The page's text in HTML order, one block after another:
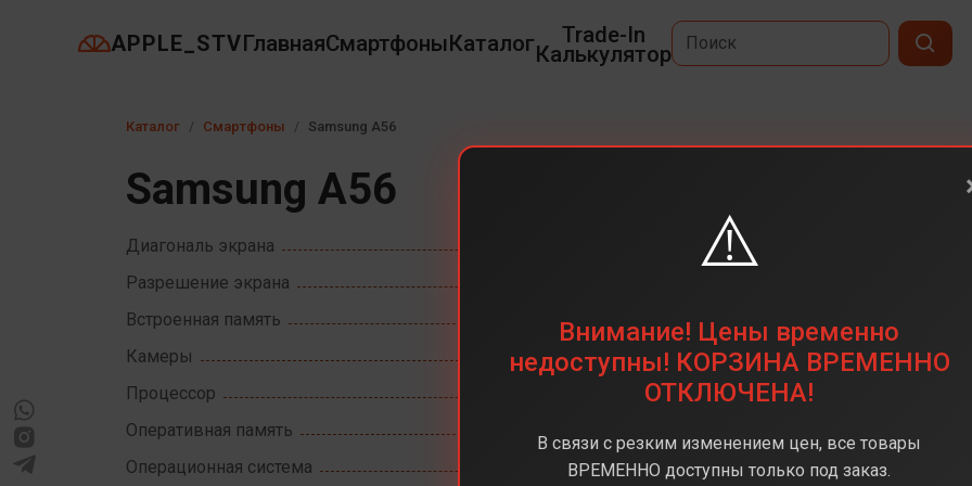
APPLE_STVГлавнаяСмартфоныКаталог Trade-In
Калькулятор
Каталог Смартфоны Samsung A56
Samsung A56
Диагональ экрана
Разрешение экрана
Встроенная память
Камеры
50 Мп
Процессор
Exynos 1580
Оперативная память
Операционная система
Android 15
⚠️
Внимание! Цены временно
недоступны! КОРЗИНА ВРЕМЕННО
ОТКЛЮЧЕНА!
В связи с резким изменением цен, все товары
ВРЕМЕННО доступны только под заказ.